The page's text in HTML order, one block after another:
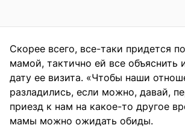
Скорее всего, все-таки придется
мамой, тактично ей все объяснить
дату ее визита. «Чтобы наши
разладились, если можно, давай,
приезд к нам на какое-то другое
мамы можно ожидать обиды.